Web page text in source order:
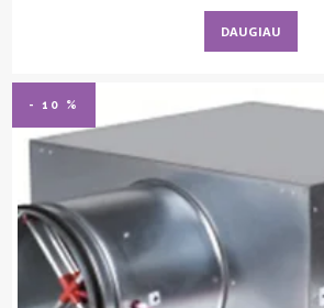
DAUGIAU
- 10 %